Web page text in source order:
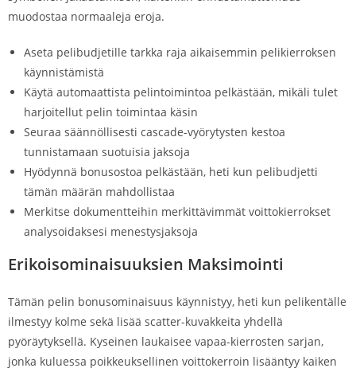
muodostaa normaaleja eroja.
Aseta pelibudjetille tarkka raja aikaisemmin pelikierroksen
käynnistämistä
Käytä automaattista pelintoimintoa pelkästään, mikäli tulet
harjoitellut pelin toimintaa käsin
Seuraa säännöllisesti cascade-vyörytysten kestoa
tunnistamaan suotuisia jaksoja
Hyödynnä bonusostoa pelkästään, heti kun pelibudjetti
tämän määrän mahdollistaa
Merkitse dokumentteihin merkittävimmät voittokierrokset
analysoidaksesi menestysjaksoja
Erikoisominaisuuksien Maksimointi
Tämän pelin bonusominaisuus käynnistyy, heti kun pelikentälle
ilmestyy kolme sekä lisää scatter-kuvakkeita yhdellä
pyöräytyksellä. Kyseinen laukaisee vapaa-kierrosten sarjan,
jonka kuluessa poikkeuksellinen voittokerroin lisääntyy kaiken